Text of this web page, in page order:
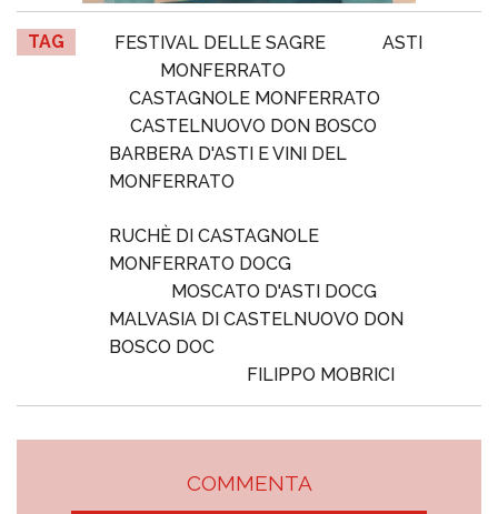
TAG FESTIVAL DELLE SAGRE
ASTI
MONFERRATO
CASTAGNOLE MONFERRATO
CASTELNUOVO DON BOSCO
BARBERA D'ASTI E VINI DEL
MONFERRATO
RUCHÈ DI CASTAGNOLE
MONFERRATO DOCG
MOSCATO D'ASTI DOCG
MALVASIA DI CASTELNUOVO DON
BOSCO DOC
FILIPPO MOBRICI
COMMENTA